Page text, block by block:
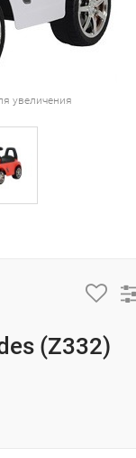
увеличения
(Z332)